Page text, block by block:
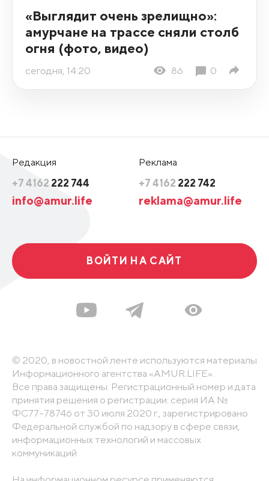
«Выглядит очень зрелищно»:
амурчане на трассе сняли столб
огня (фото, видео)
сегодня, 14:20 86 0
Редакция
+7 4162 222 744
info@amur.life
Реклама
+7 4162 222 742
reklama@amur.life
ВОЙТИ НА САЙТ
© 2020, в новостной ленте используются материалы
Информационного агентства «AMUR.LIFE».
Все права защищены. Регистрационный номер и дата
принятия решения о регистрации: серия ИА №
ФС77-78746 от 30 июля 2020 г., зарегистрировано
Федеральной службой по надзору в сфере связи,
информационных технологий и массовых
коммуникаций